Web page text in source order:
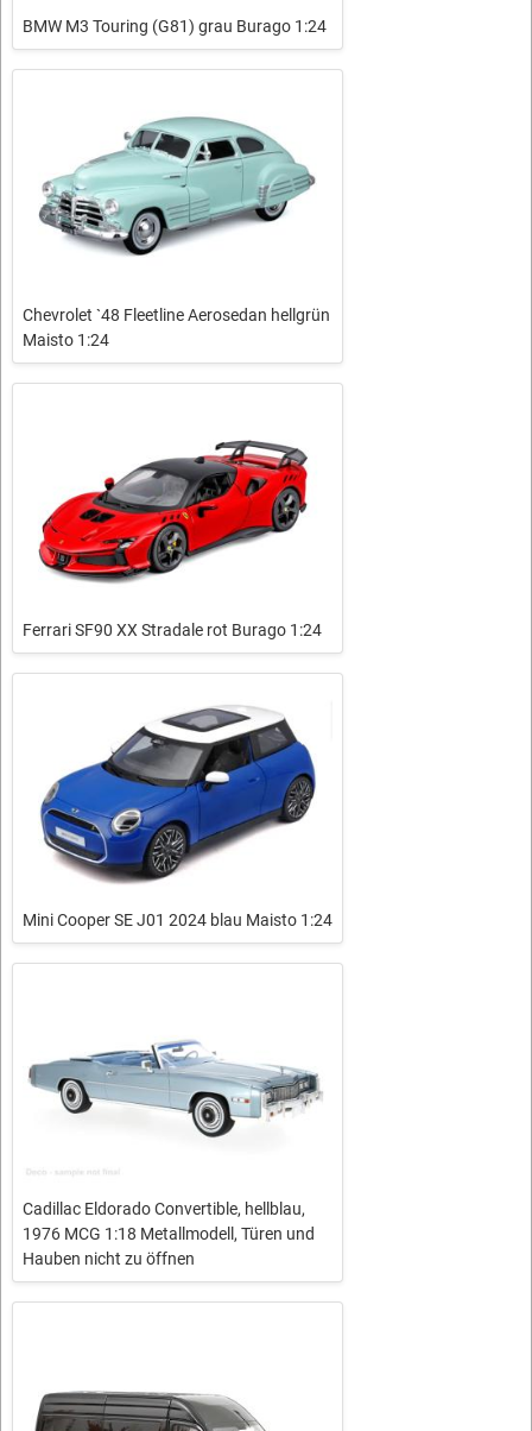
BMW M3 Touring (G81) grau Burago 1:24
Chevrolet `48 Fleetline Aerosedan hellgrün
Maisto 1:24
Ferrari SF90 XX Stradale rot Burago 1:24
Mini Cooper SE J01 2024 blau Maisto 1:24
Cadillac Eldorado Convertible, hellblau,
1976 MCG 1:18 Metallmodell, Türen und
Hauben nicht zu öffnen